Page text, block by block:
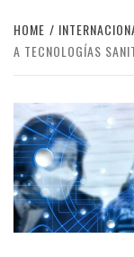
HOME
A TECNOLOGÍAS